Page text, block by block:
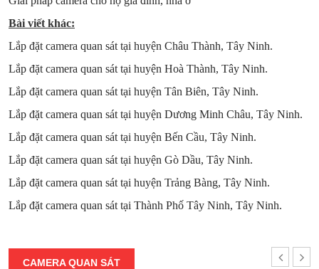
Bài viết khác:
Lắp đặt camera quan sát tại huyện Châu Thành, Tây Ninh.
Lắp đặt camera quan sát tại huyện Hoà Thành, Tây Ninh.
Lắp đặt camera quan sát tại huyện Tân Biên, Tây Ninh.
Lắp đặt camera quan sát tại huyện Dương Minh Châu, Tây Ninh.
Lắp đặt camera quan sát tại huyện Bến Cầu, Tây Ninh.
Lắp đặt camera quan sát tại huyện Gò Dầu, Tây Ninh.
Lắp đặt camera quan sát tại huyện Trảng Bàng, Tây Ninh.
Lắp đặt camera quan sát tại Thành Phố Tây Ninh, Tây Ninh.
CAMERA QUAN SÁT